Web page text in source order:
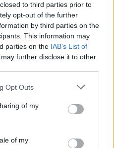
to third parties prior to
opt-out of the further
by third parties on the
This information may
parties on the IAB’s List of
further disclose it to other
Opt Outs
of my
of my
mada - virtualios